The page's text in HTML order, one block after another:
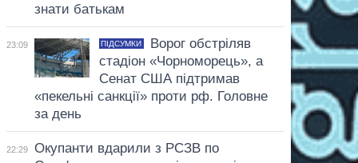
знати батькам
23:09 ПІДСУМКИ
Ворог обстріляв
стадіон «Чорноморець», а
Сенат США підтримав
«пекельні санкції» проти рф. Головне
за день
22:29
Окупанти вдарили з РСЗВ по